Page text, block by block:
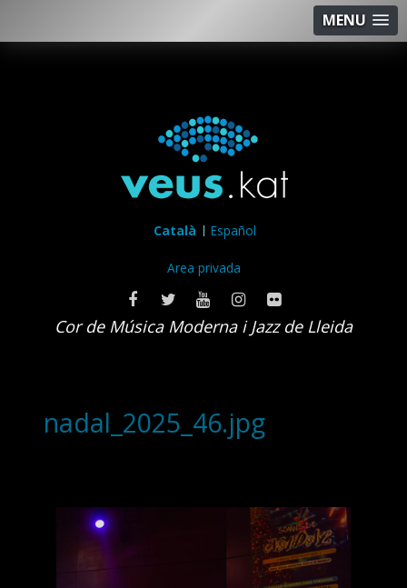
MENU
Català Español
Area privada
Cor de Música Moderna i Jazz de Lleida
nadal_2025_46.jpg